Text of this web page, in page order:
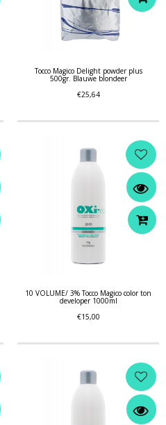
Tocco Magico Delight powder plus
500gr. Blauwe blondeer
€25,64
10 VOLUME/ 3% Tocco Magico color ton
developer 1000ml
€15,00